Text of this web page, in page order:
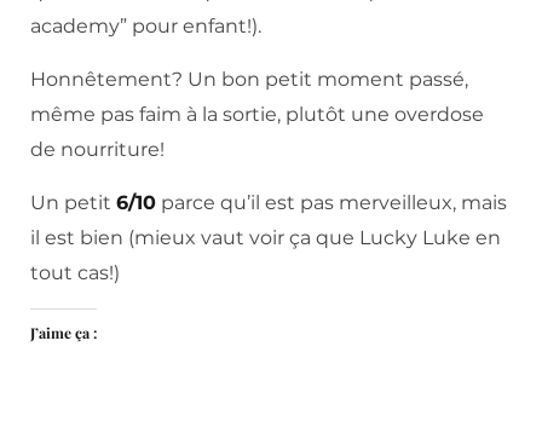
academy” pour enfant!).
Honnêtement? Un bon petit moment passé,
même pas faim à la sortie, plutôt une overdose
de nourriture!
Un petit 6/10 parce qu’il est pas merveilleux, mais
il est bien (mieux vaut voir ça que Lucky Luke en
tout cas!)
J’aime ça :